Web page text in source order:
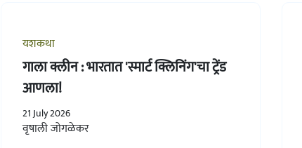
यशकथा
गाला क्लीन : भारतात 'स्मार्ट क्लिनिंग'चा ट्रेंड
आणला!
21 July 2026
वृषाली जोगळेकर